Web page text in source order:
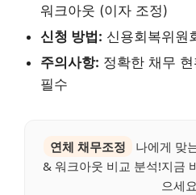
워크아웃 (이자 조정)
신청 방법: 신용회복위원
주의사항: 정확한 채무
필수
연체 채무조정
나에게 맞
& 워크아웃 비교 분석!지금
으세